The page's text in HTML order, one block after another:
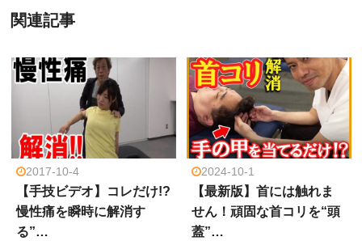
関連記事
2017-10-4
【手技ビデオ】コレだけ!?
慢性痛を瞬時に解消す
る”…
2024-10-1
【最新版】首には触れま
せん！頑固な首コリを“頭
蓋”…